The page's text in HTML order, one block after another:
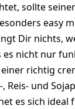
sollte
easy
Dir nichts,
nicht nur
richtig
und
es sich